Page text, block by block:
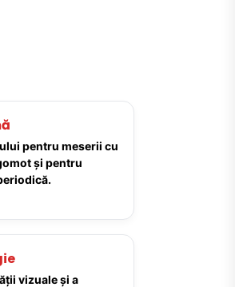
pentru meserii cu
și pentru
vizuale și a